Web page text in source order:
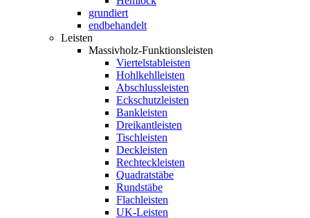
grundiert
endbehandelt
Leisten
Massivholz-Funktionsleisten
Viertelstableisten
Hohlkehlleisten
Abschlussleisten
Eckschutzleisten
Bankleisten
Dreikantleisten
Tischleisten
Deckleisten
Rechteckleisten
Quadratstäbe
Rundstäbe
Flachleisten
UK-Leisten